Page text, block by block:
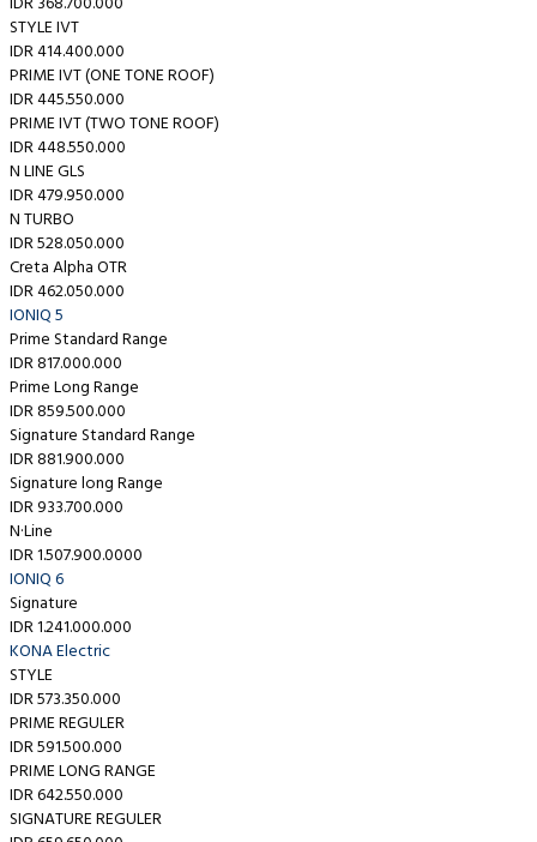
STYLE IVT
IDR 414.400.000
PRIME IVT (ONE TONE ROOF)
IDR 445.550.000
PRIME IVT (TWO TONE ROOF)
IDR 448.550.000
N LINE GLS
IDR 479.950.000
N TURBO
IDR 528.050.000
Creta Alpha OTR
IDR 462.050.000
IONIQ 5
Prime Standard Range
IDR 817.000.000
Prime Long Range
IDR 859.500.000
Signature Standard Range
IDR 881.900.000
Signature long Range
IDR 933.700.000
N·Line
IDR 1.507.900.0000
IONIQ 6
Signature
IDR 1.241.000.000
KONA Electric
STYLE
IDR 573.350.000
PRIME REGULER
IDR 591.500.000
PRIME LONG RANGE
IDR 642.550.000
SIGNATURE REGULER